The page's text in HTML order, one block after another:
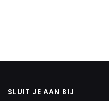
SLUIT JE AAN BIJ